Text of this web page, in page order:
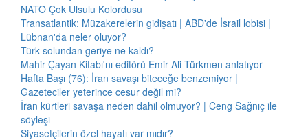
NATO Çok Ulsulu Kolordusu
Transatlantik: Müzakerelerin gidişatı | ABD'de İsrail lobisi |
Lübnan'da neler oluyor?
Türk solundan geriye ne kaldı?
Mahir Çayan Kitabı'nı editörü Emir Ali Türkmen anlatıyor
Hafta Başı (76): İran savaşı biteceğe benzemiyor |
Gazeteciler yeterince cesur değil mi?
İran kürtleri savaşa neden dahil olmuyor? | Ceng Sağnıç ile
söyleşi
Siyasetçilerin özel hayatı var mıdır?